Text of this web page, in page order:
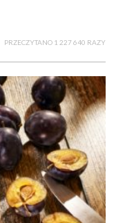
PRZECZYTANO 1 227 640 RAZY